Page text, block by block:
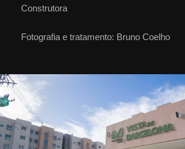
Construtora
Fotografia e tratamento: Bruno Coelho